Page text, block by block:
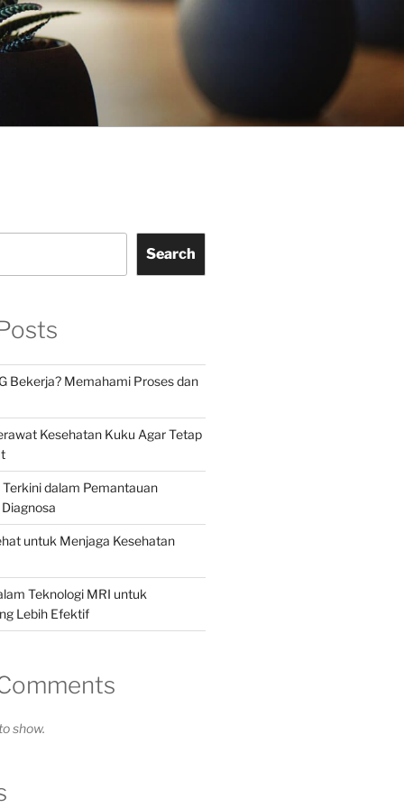
Search
Bekerja? Memahami Proses dan
Kesehatan Kuku Agar Tetap
Terkini dalam Pemantauan
untuk Menjaga Kesehatan
Teknologi MRI untuk
Lebih Efektif
show.